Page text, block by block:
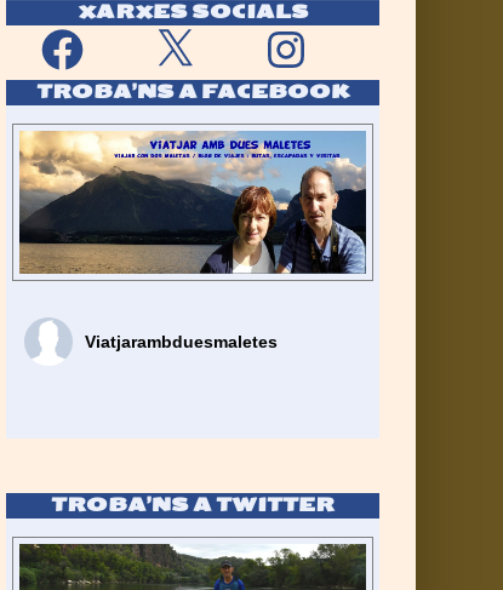
XARXES SOCIALS
Facebook
TROBA’NS A FACEBOOK
Viatjarambduesmaletes
TROBA’NS A TWITTER